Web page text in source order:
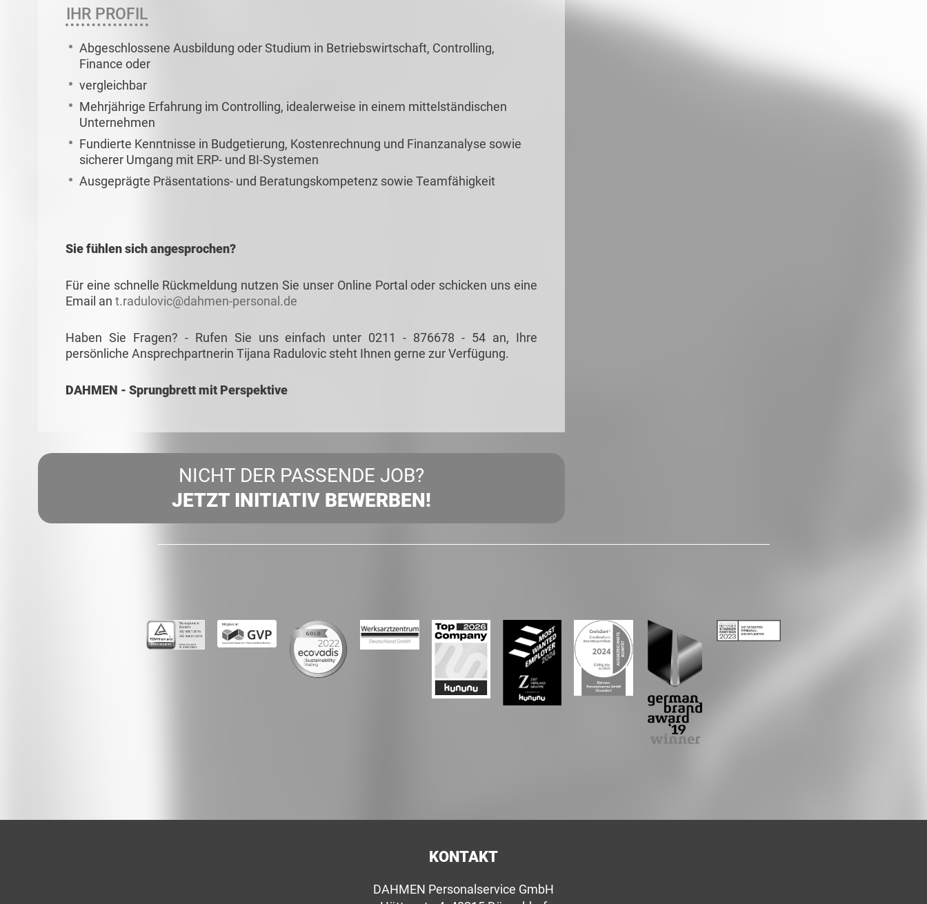
IHR PROFIL
Abgeschlossene Ausbildung oder Studium in Betriebswirtschaft, Controlling,
Finance oder
vergleichbar
Mehrjährige Erfahrung im Controlling, idealerweise in einem mittelständischen
Unternehmen
Fundierte Kenntnisse in Budgetierung, Kostenrechnung und Finanzanalyse sowie
sicherer Umgang mit ERP- und BI-Systemen
Ausgeprägte Präsentations- und Beratungskompetenz sowie Teamfähigkeit
Sie fühlen sich angesprochen?
Für eine schnelle Rückmeldung nutzen Sie unser Online Portal oder schicken uns eine
Email an t.radulovic@dahmen-personal.de
Haben Sie Fragen? - Rufen Sie uns einfach unter 0211 - 876678 - 54 an, Ihre
persönliche Ansprechpartnerin Tijana Radulovic steht Ihnen gerne zur Verfügung.
DAHMEN - Sprungbrett mit Perspektive
NICHT DER PASSENDE JOB?
JETZT INITIATIV BEWERBEN!
KONTAKT
DAHMEN Personalservice GmbH